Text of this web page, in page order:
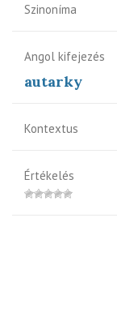
Szinoníma
Angol kifejezés
autarky
Kontextus
Értékelés